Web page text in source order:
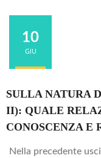
10
GIU
SULLA NATURA
II): QUALE
CONOSCENZA E
Nella precedente